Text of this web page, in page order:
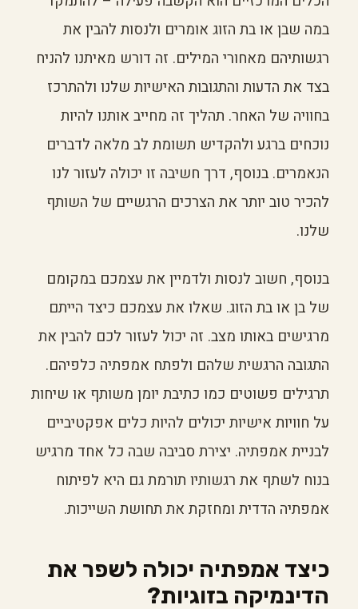
במה שבן או בת הזוג אומרים ולנסות להבין את
רגשותיהם מאחורי המילים. זה דורש מאיתנו להניח
בצד את הדעות והתגובות האישיות שלנו ולהתרכז
בחוויה של האחר. תהליך זה מחייב אותנו להיות
נוכחים ברגע ולהקדיש תשומת לב מלאה לדברים
הנאמרים. בנוסף, דרך חשיבה זו יכולה לעזור לנו
להכיר טוב יותר את הצרכים הרגשיים של השותף
שלנו.
בנוסף, חשוב לנסות ולדמיין את עצמכם במקומם
של בן או בת הזוג. שאלו את עצמכם כיצד הייתם
מרגישים באותו מצב. זה יכול לעזור לכם להבין את
התגובה הרגשית שלהם ולפתח אמפתיה כלפיהם.
תרגילים פשוטים כמו כתיבת יומן משותף או שיחות
על חוויות אישיות יכולים להיות כלים אפקטיביים
לבניית אמפתיה. יצירת סביבה שבה כל אחד מרגיש
בנוח לשתף את רגשותיו תורמת גם היא לפיתוח
אמפתיה הדדית ומחזקת את תחושת השייכות.
כיצד אמפתיה יכולה לשפר את
הדינמיקה בזוגיות?